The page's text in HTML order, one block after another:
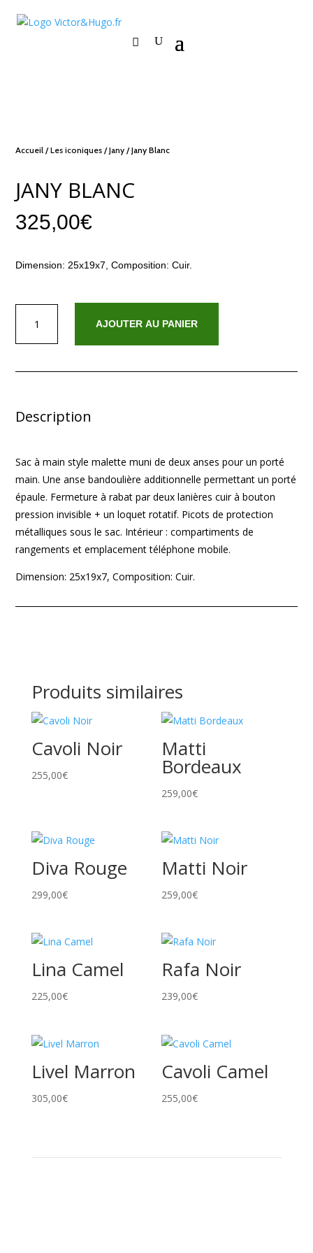
Accueil /Les iconiques /Jany / Jany Blanc
JANY BLANC
325,00€
Dimension: 25x19x7, Composition: Cuir.
Jany
AJOUTER AU PANIER
Description
Sac à main style malette muni de deux anses pour un porté
main. Une anse bandoulière additionnelle permettant un porté
épaule. Fermeture à rabat par deux lanières cuir à bouton
pression invisible + un loquet rotatif. Picots de protection
métalliques sous le sac. Intérieur : compartiments de
rangements et emplacement téléphone mobile.
Dimension: 25x19x7, Composition: Cuir.
Produits similaires
Cavoli Noir
255,00€
Matti
Bordeaux
259,00€
Diva Rouge
299,00€
Matti Noir
259,00€
Lina Camel
225,00€
Rafa Noir
239,00€
Livel Marron
305,00€
Cavoli Camel
255,00€